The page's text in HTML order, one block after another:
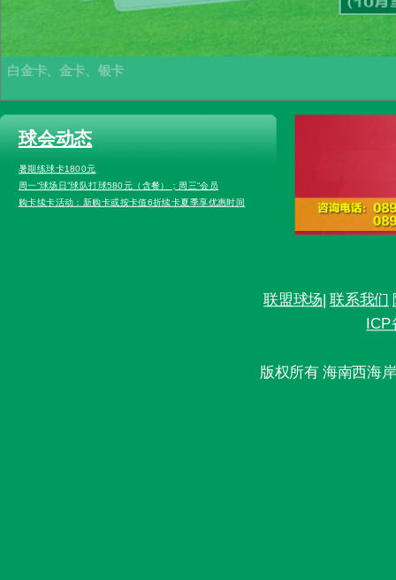
白金卡、金卡、银卡
球会动态
暑期练球卡1800元
周一“球场日”球队打球580元（含餐）；周三“会员
购卡续卡活动：新购卡或按卡值6折续卡夏季享优惠时间
联盟球场 |联系我们
版权所有 海南西海